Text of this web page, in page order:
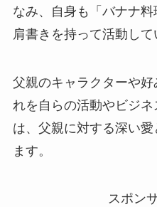
なみ、自身も「バナナ
肩書きを持って活動して
父親のキャラクターや
れを自らの活動やビジ
は、父親に対する深い
ます。
スポン